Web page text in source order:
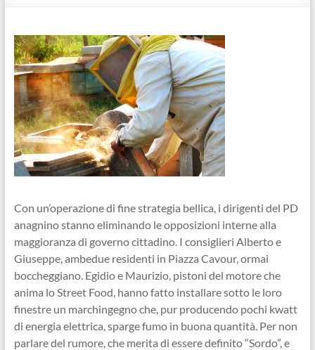
Con un’operazione di fine strategia bellica, i dirigenti del PD
anagnino stanno eliminando le opposizioni interne alla
maggioranza di governo cittadino. I consiglieri Alberto e
Giuseppe, ambedue residenti in Piazza Cavour, ormai
boccheggiano. Egidio e Maurizio, pistoni del motore che
anima lo Street Food, hanno fatto installare sotto le loro
finestre un marchingegno che, pur producendo pochi kwatt
di energia elettrica, sparge fumo in buona quantità. Per non
parlare del rumore, che merita di essere definito “Sordo”, e